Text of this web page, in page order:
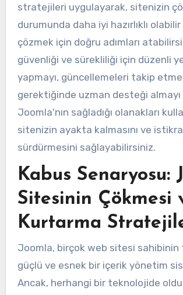
stratejileri uygulayarak, sitenizin
durumunda daha iyi hazırlıklı
çözmek için doğru adımları
güvenliği ve sürekliliği için düzenli
yapmayı, güncellemeleri takip
gerektiğinde uzman desteği almayı
Joomla'nın sağladığı olanakları
sitenizin ayakta kalmasını ve
sürdürmesini sağlayabilirsiniz.
Kabus Senaryosu:
Sitesinin Çökmesi
Kurtarma
Joomla, birçok web sitesi
güçlü ve esnek bir içerik yönetim
Ancak, herhangi bir teknolojide